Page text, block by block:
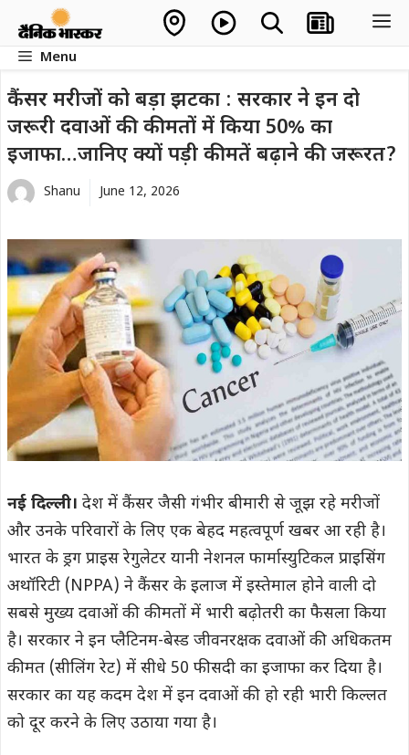
contentMenu
कैंसर मरीजों को बड़ा झटका : सरकार ने इन दो
जरूरी दवाओं की कीमतों में किया 50% का
इजाफा…जानिए क्यों पड़ी कीमतें बढ़ाने की जरूरत?
Shanu June 12, 2026
नई दिल्ली। देश में कैंसर जैसी गंभीर बीमारी से जूझ रहे मरीजों
और उनके परिवारों के लिए एक बेहद महत्वपूर्ण खबर आ रही है।
भारत के ड्रग प्राइस रेगुलेटर यानी नेशनल फार्मास्युटिकल प्राइसिंग
अथॉरिटी (NPPA) ने कैंसर के इलाज में इस्तेमाल होने वाली दो
सबसे मुख्य दवाओं की कीमतों में भारी बढ़ोतरी का फैसला किया
है। सरकार ने इन प्लैटिनम-बेस्ड जीवनरक्षक दवाओं की अधिकतम
कीमत (सीलिंग रेट) में सीधे 50 फीसदी का इजाफा कर दिया है।
सरकार का यह कदम देश में इन दवाओं की हो रही भारी किल्लत
को दूर करने के लिए उठाया गया है।